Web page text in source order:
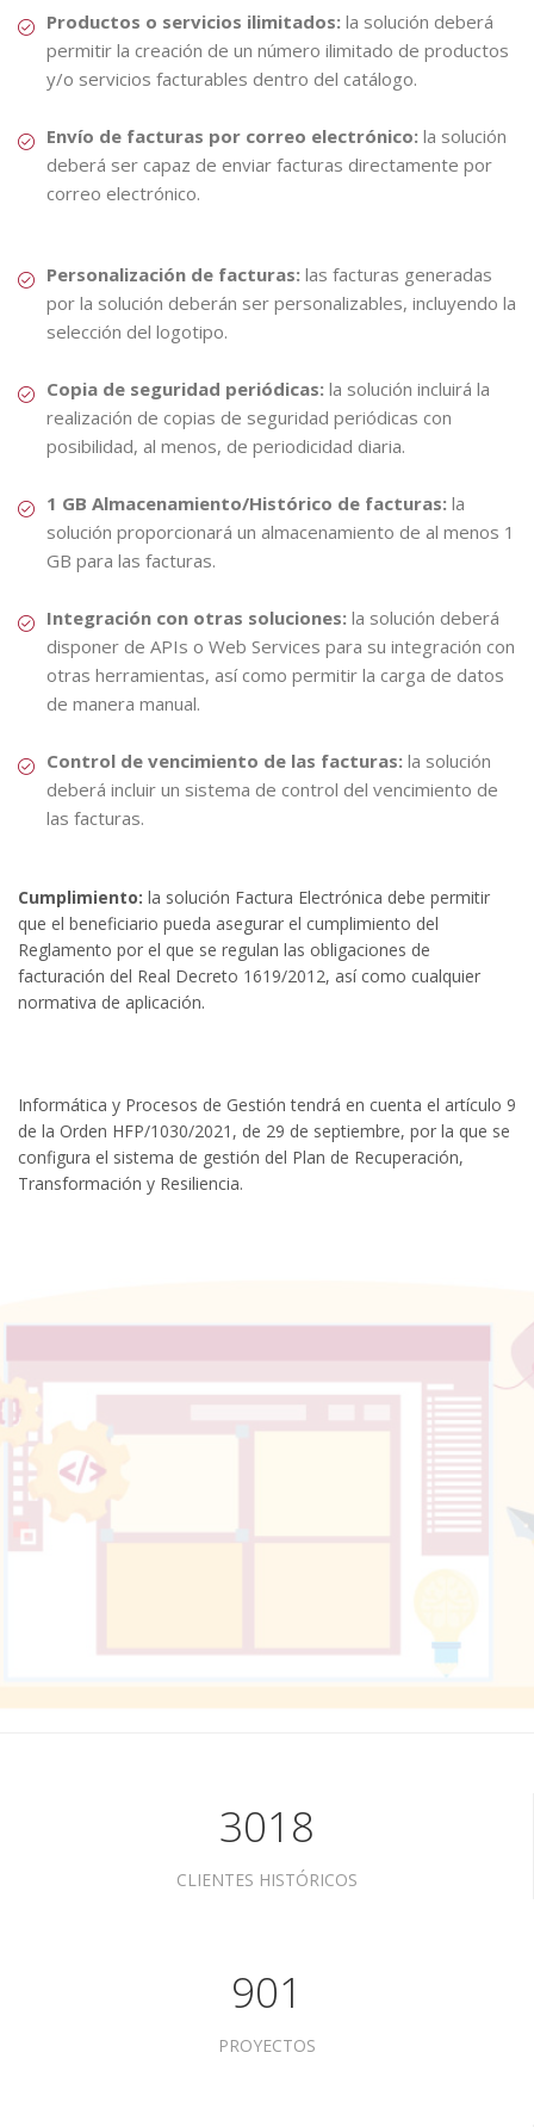
Productos o servicios ilimitados: la solución deberá
permitir la creación de un número ilimitado de productos
y/o servicios facturables dentro del catálogo.
Envío de facturas por correo electrónico: la solución
deberá ser capaz de enviar facturas directamente por
correo electrónico.
Personalización de facturas: las facturas generadas
por la solución deberán ser personalizables, incluyendo la
selección del logotipo.
Copia de seguridad periódicas: la solución incluirá la
realización de copias de seguridad periódicas con
posibilidad, al menos, de periodicidad diaria.
1 GB Almacenamiento/Histórico de facturas: la
solución proporcionará un almacenamiento de al menos 1
GB para las facturas.
Integración con otras soluciones: la solución deberá
disponer de APIs o Web Services para su integración con
otras herramientas, así como permitir la carga de datos
de manera manual.
Control de vencimiento de las facturas: la solución
deberá incluir un sistema de control del vencimiento de
las facturas.
Cumplimiento: la solución Factura Electrónica debe permitir
que el beneficiario pueda asegurar el cumplimiento del
Reglamento por el que se regulan las obligaciones de
facturación del Real Decreto 1619/2012, así como cualquier
normativa de aplicación.
Informática y Procesos de Gestión tendrá en cuenta el artículo 9
de la Orden HFP/1030/2021, de 29 de septiembre, por la que se
configura el sistema de gestión del Plan de Recuperación,
Transformación y Resiliencia.
3018
CLIENTES HISTÓRICOS
901
PROYECTOS